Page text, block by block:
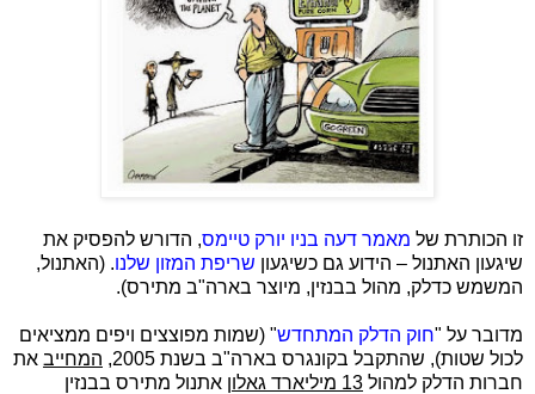
זו הכותרת של מאמר דעה בניו יורק טיימס, הדורש להפסיק את
שיגעון האתנול – הידוע גם כשיגעון שריפת המזון שלנו. (האתנול,
המשמש כדלק, מהול בבנזין, מיוצר בארה"ב מתירס).
מדובר על "חוק הדלק המתחדש" (שמות מפוצצים ויפים ממציאים
לכול שטות), שהתקבל בקונגרס בארה"ב בשנת 2005,
המחייב את
חברות הדלק למהול 13 מיליארד גאלון
אתנול מתירס בבנזין